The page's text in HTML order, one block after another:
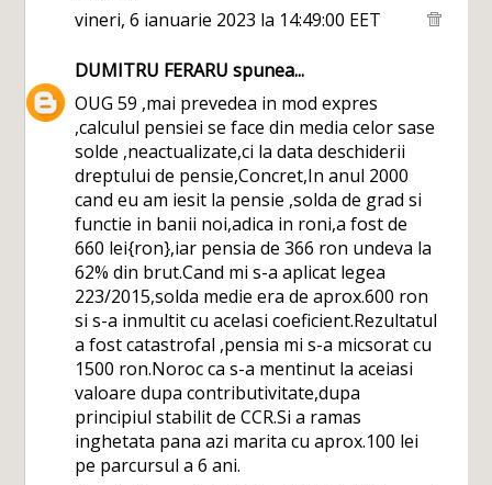
vineri, 6 ianuarie 2023 la 14:49:00 EET
DUMITRU FERARU spunea...
OUG 59 ,mai prevedea in mod expres
,calculul pensiei se face din media celor sase
solde ,neactualizate,ci la data deschiderii
dreptului de pensie,Concret,In anul 2000
cand eu am iesit la pensie ,solda de grad si
functie in banii noi,adica in roni,a fost de
660 lei{ron},iar pensia de 366 ron undeva la
62% din brut.Cand mi s-a aplicat legea
223/2015,solda medie era de aprox.600 ron
si s-a inmultit cu acelasi coeficient.Rezultatul
a fost catastrofal ,pensia mi s-a micsorat cu
1500 ron.Noroc ca s-a mentinut la aceiasi
valoare dupa contributivitate,dupa
principiul stabilit de CCR.Si a ramas
inghetata pana azi marita cu aprox.100 lei
pe parcursul a 6 ani.